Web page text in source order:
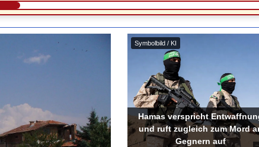
Symbolbild / KI
Hamas verspricht
und ruft zugleich zum Mord
Gegnern auf